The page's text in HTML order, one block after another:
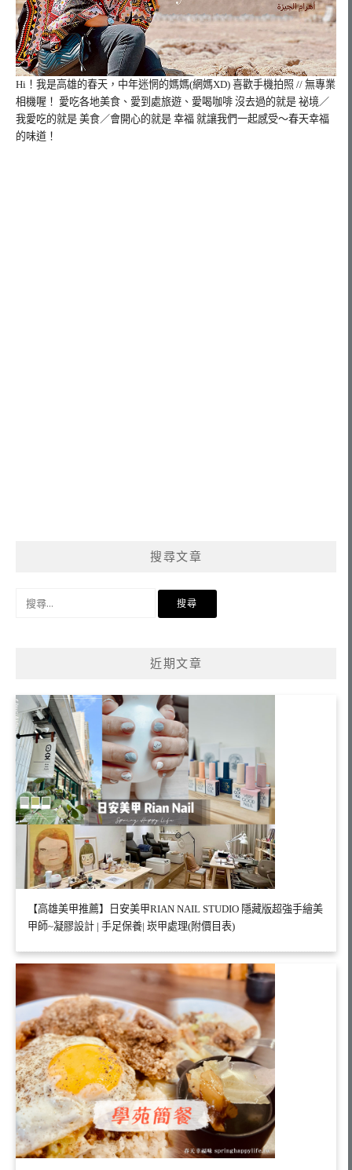
Hi！我是高雄的春天， 中年迷惘的媽媽(網媽XD) 喜歡手機拍照 // 無專業
相機喔！ 愛吃各地美食、愛到處旅遊、愛喝咖啡 沒去過的就是 祕境／
我愛吃的就是 美食／會開心的就是 幸福 就讓我們一起感受～春天幸福
的味道！
搜尋文章
近期文章
【高雄美甲推薦】日安美甲RIAN NAIL STUDIO 隱藏版超強手繪美
甲師~凝膠設計 | 手足保養| 崁甲處理(附價目表)